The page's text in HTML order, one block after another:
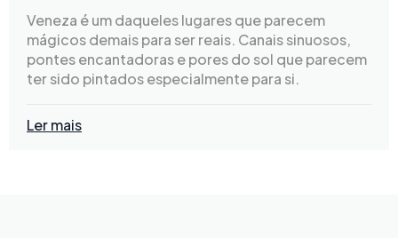
Veneza é um daqueles lugares que parecem
mágicos demais para ser reais. Canais sinuosos,
pontes encantadoras e pores do sol que parecem
ter sido pintados especialmente para si.
Ler mais